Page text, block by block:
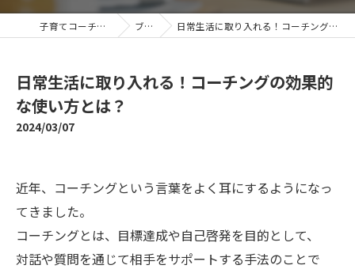
子育てコーチングならYTC ブログ 日常生活に取り入れる！コーチングの効果的な使い方とは？
日常生活に取り入れる！コーチングの効果的
な使い方とは？
2024/03/07
近年、コーチングという言葉をよく耳にするようになっ
てきました。
コーチングとは、目標達成や自己啓発を目的として、
対話や質問を通じて相手をサポートする手法のことで